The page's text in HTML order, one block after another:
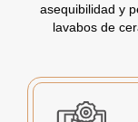
asequibilidad y
lavabos de